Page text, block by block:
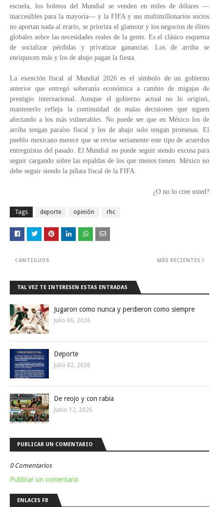
escuela, los boletos del Mundial se venden en miles de dólares —
inaccesibles para la mayoría— y la FIFA y sus multimillonarios socios
no aportan nada al erario, se prioriza el glamour y los negocios de élites
globales sobre las necesidades reales de la gente. Es el clásico esquema
de socializar pérdidas y privatizar ganancias. Los de arriba se
enriquecen más y los de abajo pagan la fiesta.
La exención fiscal al Mundial 2026 es el símbolo de un gobierno
anterior que entregó soberanía económica a cambio de migajas de
prestigio internacional. Aunque el gobierno actual no lo originó,
mantenerlo refleja la continuidad de malas decisiones que siguen
afectando a los más vulnerables. No puede ser que en México los de
arriba tengan paraíso fiscal y los de abajo solo tengan promesas. El
pueblo mexicano merece que se revise seriamente este tipo de acuerdos
entreguistas del pasado. El Mundial no puede seguir siendo excusa para
seguir cargando sobre las espaldas de los que menos tienen. México no
debe seguir siendo la piñata fiscal de la FIFA.
¿O no lo cree usted?
Tags deporte opinión rhc
MÁS RECIENTES
ANTIGUOS
TAL VEZ TE INTERESEN ESTAS ENTRADAS
Jugaron como nunca y perdieron como siempre
Julio 06, 2026
Deporte
Julio 02, 2026
De reojo y con rabia
Junio 12, 2026
PUBLICAR UN COMENTARIO
0 Comentarios
Publicar un comentario
ENLACES FB